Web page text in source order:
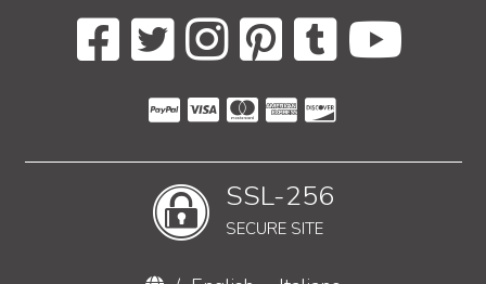
SSL-256
SECURE SITE